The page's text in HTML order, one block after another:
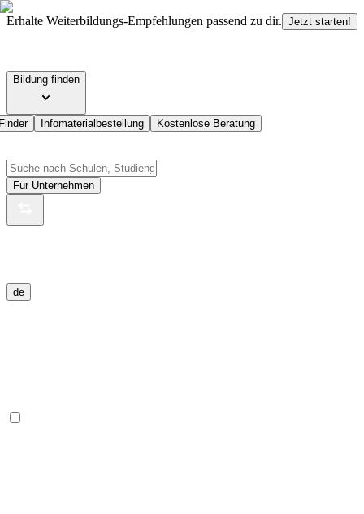
Erhalte Weiterbildungs-Empfehlungen passend zu dir. Jetzt starten!
Bildung finden
Infomaterialbestellung Kostenlose Beratung
Für Unternehmen
de